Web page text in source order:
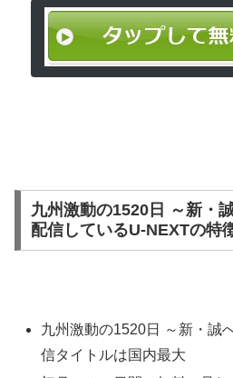
九州激動の1520日 ～新・
配信しているU-NEXTの特
九州激動の1520日 ～新・誠
信タイトルは国内最大